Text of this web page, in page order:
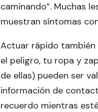
caminando”. Muchas
muestran síntomas
Actuar rápido también
el peligro, tu ropa y
de ellas) pueden ser
información de
recuerdo mientras